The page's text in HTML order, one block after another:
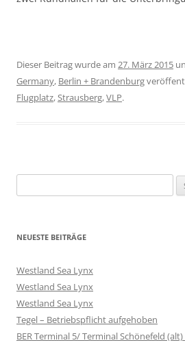
Dieser Beitrag wurde am 27. März 2015
Germany, Berlin + Brandenburg
Flugplatz,Strausberg,VLP.
nach:
NEUESTE BEITRÄGE
Westland Sea Lynx
Westland Sea Lynx
Westland Sea Lynx
Tegel – Betriebspflicht aufgehoben
BER Terminal 5/ Terminal Schönefeld